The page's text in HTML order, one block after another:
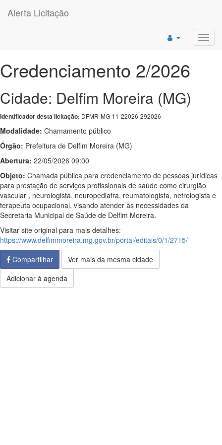
Alerta Licitação
Credenciamento 2/2026
Cidade: Delfim Moreira (MG)
Identificador desta licitação: DFMR-MG-11-22026-292026
Modalidade: Chamamento público
Órgão: Prefeitura de Delfim Moreira (MG)
Abertura: 22/05/2026 09:00
Objeto: Chamada pública para credenciamento de pessoas jurídicas
para prestação de serviços profissionais de saúde como cirurgião
vascular , neurologista, neuropediatra, reumatologista, nefrologista e
terapeuta ocupacional, visando atender às necessidades da
Secretaria Municipal de Saúde de Delfim Moreira.
Visitar site original para mais detalhes:
https://www.delfimmoreira.mg.gov.br/portal/editais/0/1/2715/
Compartilhar
Ver mais da mesma cidade
Adicionar à agenda